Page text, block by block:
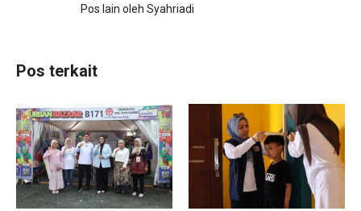
Pos lain oleh Syahriadi
Pos terkait